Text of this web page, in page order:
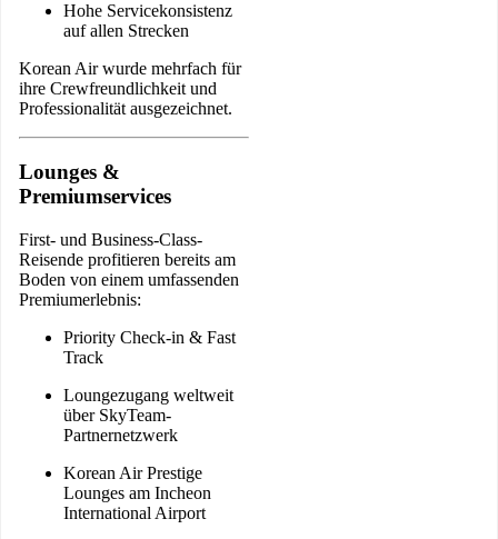
Hohe Servicekonsistenz
auf allen Strecken
Korean Air wurde mehrfach für
ihre Crewfreundlichkeit und
Professionalität ausgezeichnet.
Lounges &
Premiumservices
First- und Business-Class-
Reisende profitieren bereits am
Boden von einem umfassenden
Premiumerlebnis:
Priority Check-in & Fast
Track
Loungezugang weltweit
über SkyTeam-
Partnernetzwerk
Korean Air Prestige
Lounges am Incheon
International Airport